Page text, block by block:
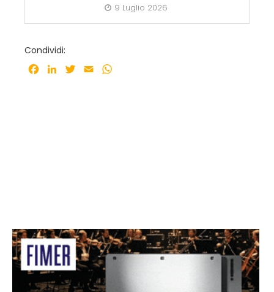
9 Luglio 2026
Condividi:
Facebook
LinkedInTwitter
Email